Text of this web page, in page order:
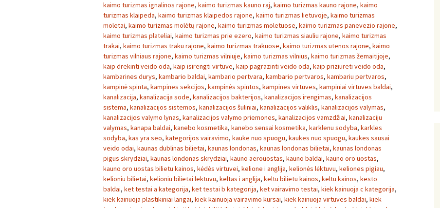
kaimo turizmas ignalinos rajone, kaimo turizmas kauno raj, kaimo turizmas kauno rajone, kaimo
turizmas klaipeda, kaimo turizmas klaipedos rajone, kaimo turizmas lietuvoje, kaimo turizmas
moletai, kaimo turizmas molėtų rajone, kaimo turizmas moletuose, kaimo turizmas panevezio rajone,
kaimo turizmas plateliai, kaimo turizmas prie ezero, kaimo turizmas siauliu rajone, kaimo turizmas
trakai, kaimo turizmas traku rajone, kaimo turizmas trakuose, kaimo turizmas utenos rajone, kaimo
turizmas vilniaus rajone, kaimo turizmas vilniuje, kaimo turizmas vilnius, kaimo turizmas žemaitijoje,
kaip drekinti veido oda, kaip isirengti virtuve, kaip pagrazinti veido oda, kaip priziureti veido oda,
kambarines durys, kambario baldai, kambario pertvara, kambario pertvaros, kambariu pertvaros,
kampinė spinta, kampines sekcijos, kampinės spintos, kampines virtuves, kampiniai virtuves baldai,
kanalizacija, kanalizacija sode, kanalizacijos bakterijos, kanalizacijos irengimas, kanalizacijos
sistema, kanalizacijos sistemos, kanalizacijos šuliniai, kanalizacijos valiklis, kanalizacijos valymas,
kanalizacijos valymo lynas, kanalizacijos valymo priemones, kanalizacijos vamzdžiai, kanalizaciju
valymas, kanapa baldai, kanebo kosmetika, kanebo sensai kosmetika, karklenu sodyba, karkles
sodyba, kas yra seo, kategorijos vairavimo, kauke nuo spuogu, kaukes nuo spuogu, kaukes sausai
veido odai, kaunas dublinas bilietai, kaunas londonas, kaunas londonas bilietai, kaunas londonas
pigus skrydziai, kaunas londonas skrydziai, kauno aerouostas, kauno baldai, kauno oro uostas,
kauno oro uostas bilietu kainos, kėdės virtuvei, kelione i anglija, kelionės lėktuvu, keliones pigiau,
kelioniu bilietai, kelioniu bilietai lektuvu, keltas i anglija, keltu bilietu kainos, keltu kainos, kesto
baldai, ket testai a kategorija, ket testai b kategorija, ket vairavimo testai, kiek kainuoja c kategorija,
kiek kainuoja plastikiniai langai, kiek kainuoja vairavimo kursai, kiek kainuoja virtuves baldai, kiek